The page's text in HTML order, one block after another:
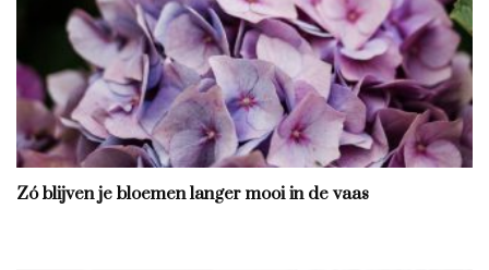
Zó blijven je bloemen langer mooi in de vaas